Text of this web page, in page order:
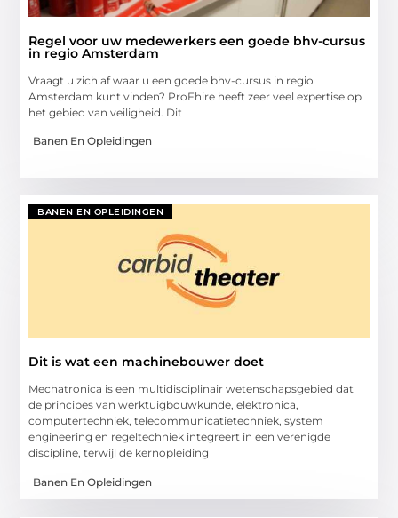
Regel voor uw medewerkers een goede bhv-cursus
in regio Amsterdam
Vraagt u zich af waar u een goede bhv-cursus in regio
Amsterdam kunt vinden? ProFhire heeft zeer veel expertise op
het gebied van veiligheid. Dit
Banen En Opleidingen
BANEN EN OPLEIDINGEN
Dit is wat een machinebouwer doet
Mechatronica is een multidisciplinair wetenschapsgebied dat
de principes van werktuigbouwkunde, elektronica,
computertechniek, telecommunicatietechniek, system
engineering en regeltechniek integreert in een verenigde
discipline, terwijl de kernopleiding
Banen En Opleidingen